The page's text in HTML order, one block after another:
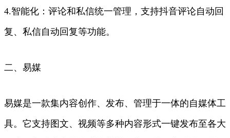
4.智能化：评论和私信统一管理，支持抖音评论自动回
复、私信自动回复等功能。
二、易媒
易媒是一款集内容创作、发布、管理于一体的自媒体工
具。它支持图文、视频等多种内容形式一键发布至各大